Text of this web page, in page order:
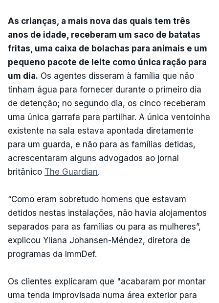
As crianças, a mais nova das quais tem três
anos de idade, receberam um saco de batatas
fritas, uma caixa de bolachas para animais e um
pequeno pacote de leite como única ração para
um dia. Os agentes disseram à família que não
tinham água para fornecer durante o primeiro dia
de detenção; no segundo dia, os cinco receberam
uma única garrafa para partilhar. A única ventoinha
existente na sala estava apontada diretamente
para um guarda, e não para as famílias detidas,
acrescentaram alguns advogados ao jornal
britânico The Guardian.
“Como eram sobretudo homens que estavam
detidos nestas instalações, não havia alojamentos
separados para as famílias ou para as mulheres”,
explicou Yliana Johansen-Méndez, diretora de
programas da ImmDef.
Os clientes explicaram que "acabaram por montar
uma tenda improvisada numa área exterior para